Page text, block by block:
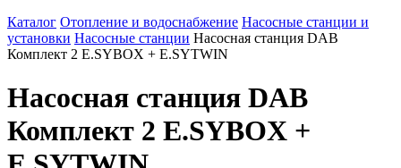
Каталог Отопление и водоснабжение Насосные станции и
установки Насосные станции Насосная станция DAB
Комплект 2 E.SYBOX + E.SYTWIN
Насосная станция DAB
Комплект 2 E.SYBOX +